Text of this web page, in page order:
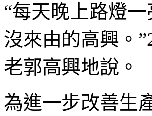
“每天晚上路燈
沒來由的高興。
老郭高興地說。
為進一步改善生